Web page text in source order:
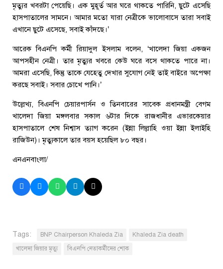
মৃত্যুর খবরটা পেয়েছি। এক মুহূর্ত আর ঘরে থাকতে পারিনি, ছুটে এসেছি
হাসপাতালের সামনে। আমার মতো যারা নেত্রীকে ভালোবাসে তারা সবাই
এখানে ছুটে এসেছে, সবাই কাঁদছে।’
আরেক বিএনপি কর্মী রিয়াদুল ইসলাম বলেন, ‘খালেদা জিয়া একজন
আপসহীন নেত্রী। তার মৃত্যুর খবরে কেউ ঘরে বসে থাকতে পারে না।
আমরা এসেছি, কিন্তু তাকে যেহেতু দেখার সুযোগ নেই তাই বাইরে অপেক্ষা
করছে সবাই। সবার চোখে পানি।’
উল্লেখ্য, বিএনপি চেয়ারপার্সন ও তিনবারের সাবেক প্রধানমন্ত্রী বেগম
খালেদা জিয়া মঙ্গলবার সকাল ৬টার দিকে রাজধানীর এভারকেয়ার
হাসপাতালে শেষ নিশ্বাস ত্যাগ করেন (ইন্না লিল্লাহি ওয়া ইন্না ইলাইহি
রাজিউন)। মৃত্যুকালে তার বয়স হয়েছিল ৮০ বছর।
এনএনবাংলা/
Tags: BNP Chairperson Khaleda Zia
Khaleda Zia death
খালেদা জিয়ার মৃত্যু
বিএনপি নেতাকর্মীদের শোক